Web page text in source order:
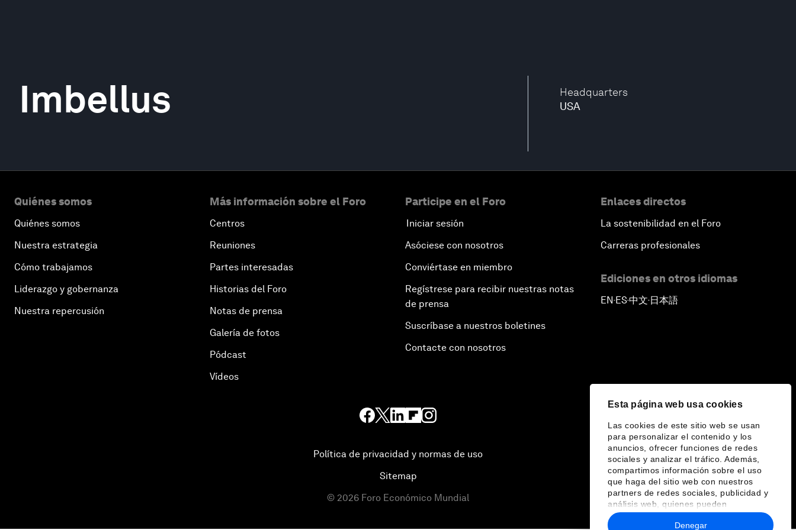
Esta página web usa cookies
Las cookies de este sitio web se usan
para personalizar el contenido y los
anuncios, ofrecer funciones de redes
sociales y analizar el tráfico. Además,
compartimos información sobre el uso
que haga del sitio web con nuestros
partners de redes sociales, publicidad y
análisis web, quienes pueden
combinarla con otra información que les
haya proporcionado o que hayan
Denegar
Headquarters
USA
Imbellus
Quiénes somos
Quiénes somos
Nuestra estrategia
Cómo trabajamos
Liderazgo y gobernanza
Nuestra repercusión
Más información sobre el Foro
Centros
Reuniones
Partes interesadas
Historias del Foro
Notas de prensa
Galería de fotos
Pódcast
Vídeos
Participe en el Foro
Iniciar sesión
Asóciese con nosotros
Conviértase en miembro
Regístrese para recibir nuestras notas
de prensa
Suscríbase a nuestros boletines
Contacte con nosotros
Enlaces directos
La sostenibilidad en el Foro
Carreras profesionales
Ediciones en otros idiomas
EN▪ES▪中文▪ 日本語
Política de privacidad y normas de uso
Sitemap
© 2026 Foro Económico Mundial